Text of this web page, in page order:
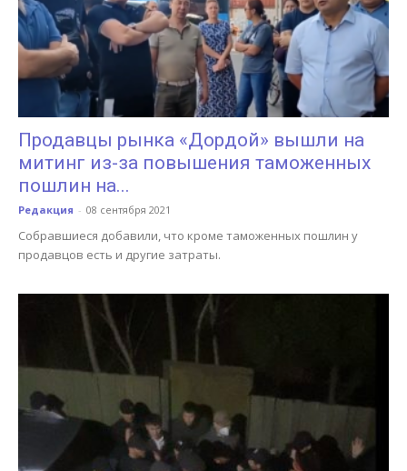
Продавцы рынка «Дордой» вышли на
митинг из-за повышения таможенных
пошлин на...
Редакция - 08 сентября 2021
Собравшиеся добавили, что кроме таможенных пошлин у
продавцов есть и другие затраты.